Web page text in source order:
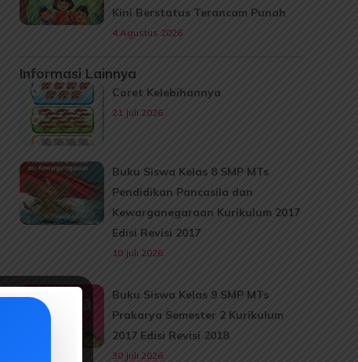
Kini Berstatus Terancam Punah
4 Agustus 2026
Informasi Lainnya
Coret Kelebihannya
21 Juli 2026
Buku Siswa Kelas 8 SMP MTs
Pendidikan Pancasila dan
Kewarganegaraan Kurikulum 2017
Edisi Revisi 2017
10 Juli 2026
Buku Siswa Kelas 9 SMP MTs
Prakarya Semester 2 Kurikulum
2017 Edisi Revisi 2018
30 Juli 2026